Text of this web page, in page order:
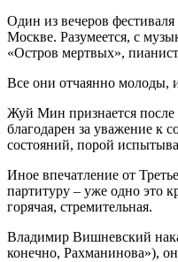
Один из вечеров
Москве. Разумеется, с
«Остров мертвых»,
Все они отчаянно молоды,
Жуй Мин признается после
благодарен за уважение к
состояний, порой
Иное впечатление от
партитуру – уже одно это
горячая, стремительная.
Владимир Вишневский
конечно, Рахманинова»),